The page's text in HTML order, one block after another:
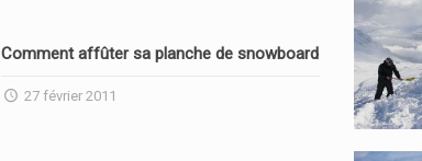
Comment affûter sa planche de snowboard
27 février 2011